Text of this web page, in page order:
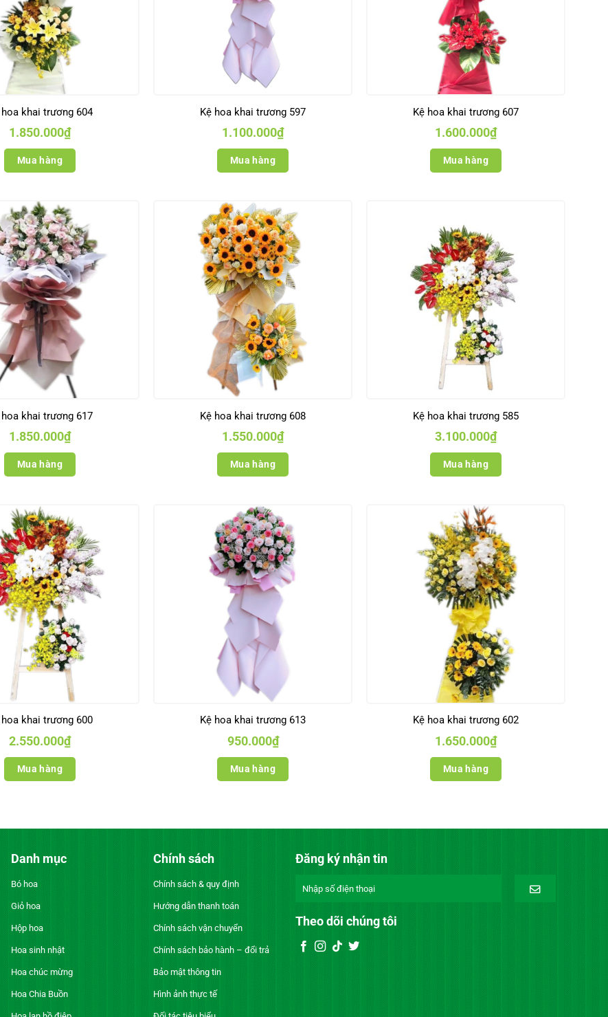
hoa khai trương 604
1.850.000₫
Mua hàng
Kệ hoa khai trương 597
1.100.000₫
Mua hàng
Kệ hoa khai trương 607
1.600.000₫
Mua hàng
hoa khai trương 617
1.850.000₫
Mua hàng
Kệ hoa khai trương 608
1.550.000₫
Mua hàng
Kệ hoa khai trương 585
3.100.000₫
Mua hàng
hoa khai trương 600
2.550.000₫
Mua hàng
Kệ hoa khai trương 613
950.000₫
Mua hàng
Kệ hoa khai trương 602
1.650.000₫
Mua hàng
Danh mục
Bó hoa
Giỏ hoa
Hộp hoa
Hoa sinh nhật
Hoa chúc mừng
Hoa Chia Buồn
Chính sách
Chính sách & quy định
Hướng dẫn thanh toán
Chính sách vận chuyển
Chính sách bảo hành – đổi trả
Bảo mật thông tin
Hình ảnh thực tế
Đăng ký nhận tin
Theo dõi chúng tôi